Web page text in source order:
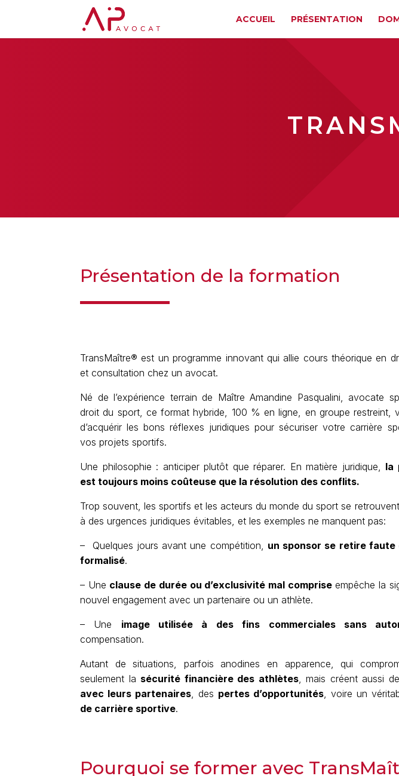
ACCUEIL PRÉSENTATION
Présentation de la formation
TransMaître® est un programme innovant qui allie cours théorique en
et consultation chez un avocat.
Né de l’expérience terrain de Maître Amandine Pasqualini, avocate
droit du sport, ce format hybride, 100 % en ligne, en groupe restreint,
d’acquérir les bons réflexes juridiques pour sécuriser votre carrière
vos projets sportifs.
Une philosophie : anticiper plutôt que réparer. En matière juridique, la
est toujours moins coûteuse que la résolution des conflits.
Trop souvent, les sportifs et les acteurs du monde du sport se
à des urgences juridiques évitables, et les exemples ne manquent pas:
– Quelques jours avant une compétition, un sponsor se retire
formalisé.
– Une clause de durée ou d’exclusivité mal compriseempêche la
nouvel engagement avec un partenaire ou un athlète.
– Une image utilisée à des fins commerciales sans
compensation.
Autant de situations, parfois anodines en apparence, qui
seulement la sécurité financière des athlètes, mais créent aussi
avec leurs partenaires, des pertes d’opportunités, voire un
de carrière sportive.
Pourquoi se former avec